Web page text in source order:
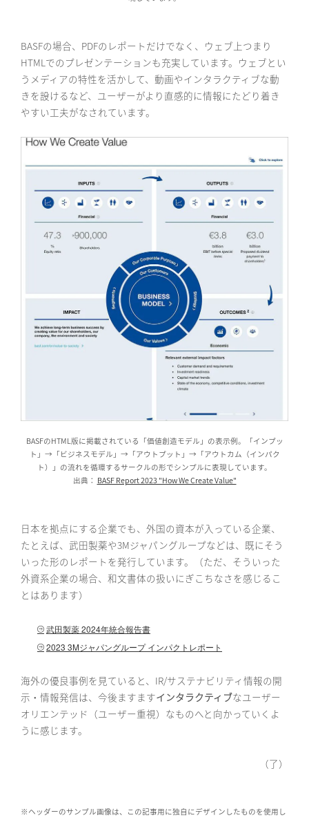
BASFの場合、PDFのレポートだけでなく、ウェブ上つまり
HTMLでのプレゼンテーションも充実しています。ウェブとい
うメディアの特性を活かして、動画やインタラクティブな動
きを設けるなど、ユーザーがより直感的に情報にたどり着き
やすい工夫がなされています。
BASFのHTML版に掲載されている「価値創造モデル」の表示例。「インプッ
ト」→「ビジネスモデル」→「アウトプット」→「アウトカム（インパク
ト）」の流れを循環するサークルの形でシンプルに表現しています。
出典： BASF Report 2023 "How We Create Value"
日本を拠点にする企業でも、外国の資本が入っている企業、
たとえば、武田製薬や3Mジャパングループなどは、既にそう
いった形のレポートを発行しています。（ただ、そういった
外資系企業の場合、和文書体の扱いにぎこちなさを感じるこ
とはあります）
武田製薬 2024年統合報告書
2023 3Mジャパングループ インパクトレポート
海外の優良事例を見ていると、IR/サステナビリティ情報の開
示・情報発信は、今後ますますインタラクティブなユーザー
オリエンテッド（ユーザー重視）なものへと向かっていくよ
うに感じます。
（了）
※ヘッダーのサンプル画像は、この記事用に独自にデザインしたものを使用し